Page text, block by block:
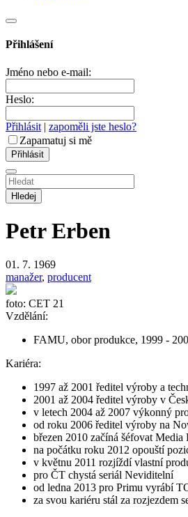
Přihlášení
Jméno nebo e-mail:
Heslo:
Přihlásit | zapoměli jste heslo?
Zapamatuj si mě
Hledej
Petr Erben
01. 7. 1969
manažer, producent
foto: CET 21
Vzdělání:
FAMU, obor produkce, 1999 -
Kariéra:
1997 až 2001 ředitel výroby a
2001 až 2004 ředitel výroby v
v letech 2004 až 2007 výkonný
od roku 2006 ředitel výroby na
březen 2010 začíná šéfovat Media
na počátku roku 2012 opouští
v květnu 2011 rozjíždí vlastní
pro ČT chystá seriál Neviditelní
od ledna 2013 pro Primu vyrábí
za svou kariéru stál za rozjezdem